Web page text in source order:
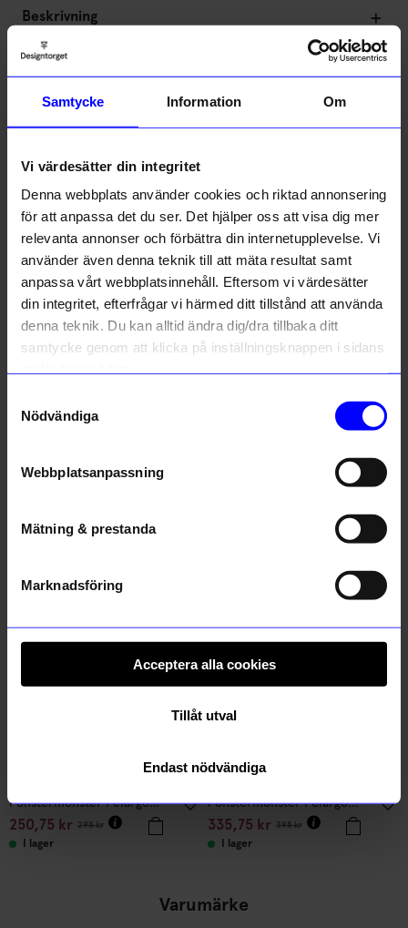
Samtycke Information Om
Vi värdesätter din integritet
Denna webbplats använder cookies och riktad annonsering
för att anpassa det du ser. Det hjälper oss att visa dig mer
relevanta annonser och förbättra din internetupplevelse. Vi
använder även denna teknik till att mäta resultat samt
anpassa vårt webbplatsinnehåll. Eftersom vi värdesätter
din integritet, efterfrågar vi härmed ditt tillstånd att använda
denna teknik. Du kan alltid ändra dig/dra tillbaka ditt
samtycke genom att klicka på inställningsknappen i sidans
Nödvändiga
Webbplatsanpassning
Mätning & prestanda
Marknadsföring
Acceptera alla cookies
Tillåt utval
Endast nödvändiga
Beskrivning
Om tillverkaren
Liknande produkter
10%
202,50kr 225kr
10%
Fönstermönster Pelargon liten
250,75 kr 295kr
I lager
Fönstermönster Pelargon stor
335,75 kr 395kr
I lager
Varumärke